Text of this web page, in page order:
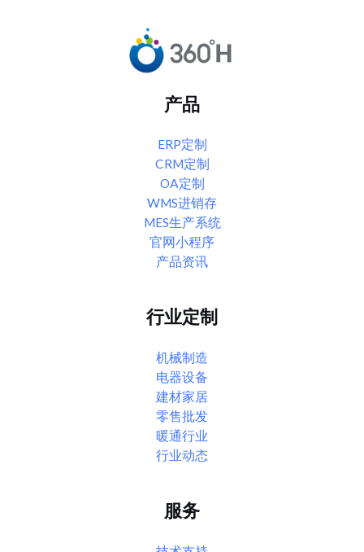
产品
ERP定制
CRM定制
OA定制
WMS进销存
MES生产系统
官网小程序
产品资讯
行业定制
机械制造
电器设备
建材家居
零售批发
暖通行业
行业动态
服务